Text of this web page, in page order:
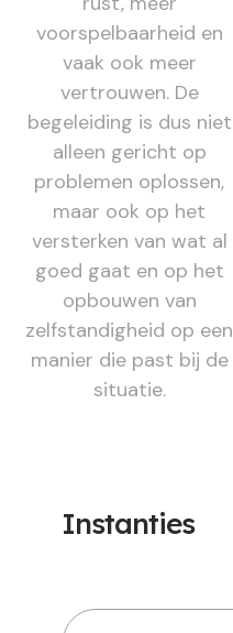
voorspelbaarheid en
vaak ook meer
vertrouwen. De
begeleiding is dus niet
alleen gericht op
problemen oplossen,
maar ook op het
versterken van wat al
goed gaat en op het
opbouwen van
zelfstandigheid op een
manier die past bij de
situatie.
Instanties